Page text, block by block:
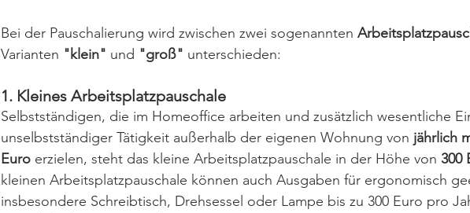
Bei der Pauschalierung wird zwischen zwei sogenannten
Varianten "klein" und "groß" unterschieden:
1. Kleines Arbeitsplatzpauschale
Selbstständigen, die im Homeoffice arbeiten und zusätzlich wesentliche
unselbstständiger Tätigkeit außerhalb der eigenen Wohnung von jährlich
Euro erzielen, steht das kleine Arbeitsplatzpauschale in der Höhe von 300
kleinen Arbeitsplatzpauschale können auch Ausgaben für ergonomisch
insbesondere Schreibtisch, Drehsessel oder Lampe bis zu 300 Euro pro